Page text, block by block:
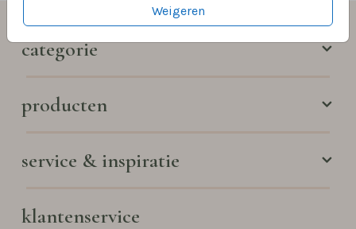
Weigeren
categorie
producten
service & inspiratie
klantenservice